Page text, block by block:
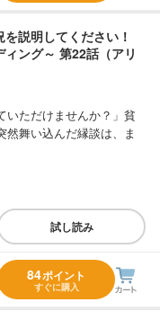
を説明してください！
ング～ 第22話（アリ
いただけませんか？」貧
然舞い込んだ縁談は、ま
試し読み
84ポイント
すぐに購入